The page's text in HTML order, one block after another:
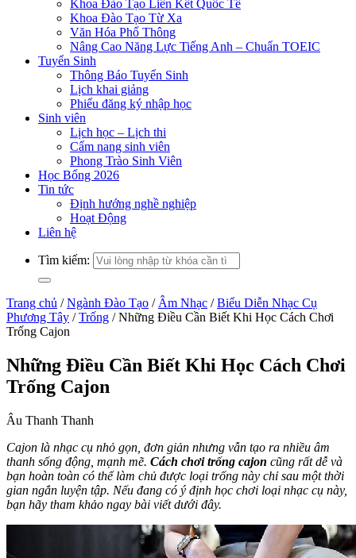
Khoa Đào Tạo Liên Kết Quốc Tế
Khoa Đào Tạo Từ Xa
Văn Hóa Phổ Thông
Nâng Cao Năng Lực Tiếng Anh – Chuẩn TOEIC
Tuyển Sinh
Thông Báo Tuyển Sinh
Lịch khai giảng
Phiếu đăng ký nhập học
Sinh viên
Lịch học – Lịch thi
Cẩm nang sinh viên
Phong Trào Sinh Viên
Học Bổng 2026
Tin tức
Định hướng nghề nghiệp
Hoạt Động
Liên hệ
Tìm kiếm:
Trang chủ / Ngành Đào Tạo / Âm Nhạc / Biểu Diễn Nhạc Cụ
Phương Tây / Trống / Những Điều Cần Biết Khi Học Cách Chơi
Trống Cajon
Những Điều Cần Biết Khi Học Cách Chơi
Trống Cajon
Âu Thanh Thanh
Cajon là nhạc cụ nhỏ gọn, đơn giản nhưng vẫn tạo ra nhiều âm
thanh sống động, mạnh mẽ. Cách chơi trống cajon cũng rất dễ và
bạn hoàn toàn có thể làm chủ được loại trống này chỉ sau một thời
gian ngắn luyện tập. Nếu đang có ý định học chơi loại nhạc cụ này,
bạn hãy tham khảo ngay bài viết dưới đây.